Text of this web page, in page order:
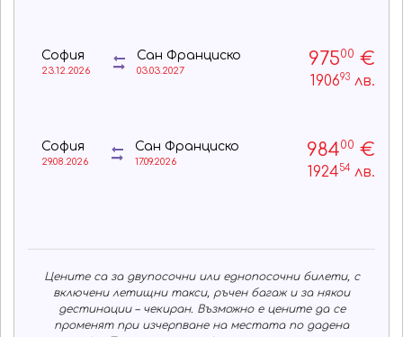
София
23.12.2026
Сан Франциско
03.03.2027
97500 €
190693лв.
София
29.08.2026
Сан Франциско
17.09.2026
98400 €
192454лв.
Цените са за двупосочни или еднопосочни билети, с
включени летищни такси, ръчен багаж и за някои
дестинации – чекиран. Възможно е цените да се
променят при изчерпване на местата по дадена